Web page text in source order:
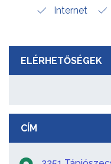
Internet
ELÉRHETŐSÉGEK
CÍM